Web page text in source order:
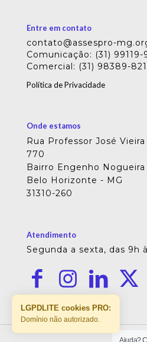
Entre em contato
contato@assespro-
Comunicação: (31) 99119-
Comercial: (31) 98389-
Política de Privacidade
Onde estamos
Rua Professor José
770
Bairro Engenho Nogueira
Belo Horizonte - MG
31310-260
Atendimento
Segunda a sexta, das 9h
Ajuda?
LGPDLITE cookies PRO:
Domínio não autorizado.